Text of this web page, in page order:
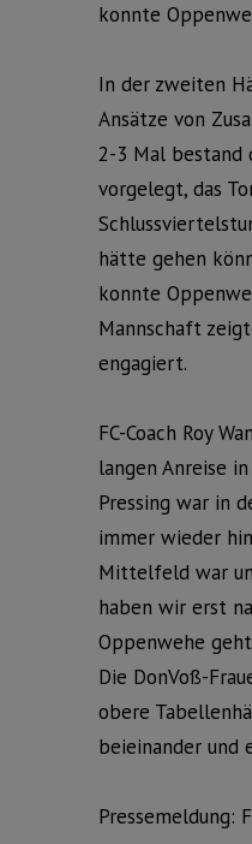
konnte
In der zweiten
Ansätze von
2-3 Mal bestand
vorgelegt, das
hätte gehen
konnte
Mannschaft
engagiert.
FC-Coach Roy
langen Anreise
Pressing war in
immer wieder
Mittelfeld war
haben wir erst
Oppenwehe
Die DonVoß-
obere
beieinander und
Pressemeldung: